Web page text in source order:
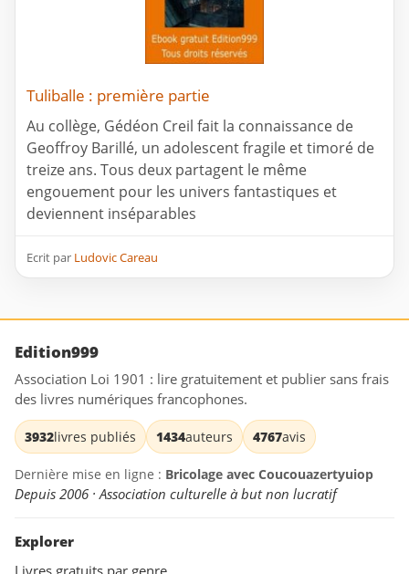
Tuliballe : première partie
Au collège, Gédéon Creil fait la connaissance de
Geoffroy Barillé, un adolescent fragile et timoré de
treize ans. Tous deux partagent le même
engouement pour les univers fantastiques et
deviennent inséparables
Ecrit par Ludovic Careau
Edition999
Association Loi 1901 : lire gratuitement et publier sans frais
des livres numériques francophones.
3932livres publiés 1434auteurs 4767avis
Dernière mise en ligne : Bricolage avec Coucouazertyuiop
Depuis 2006 · Association culturelle à but non lucratif
Explorer